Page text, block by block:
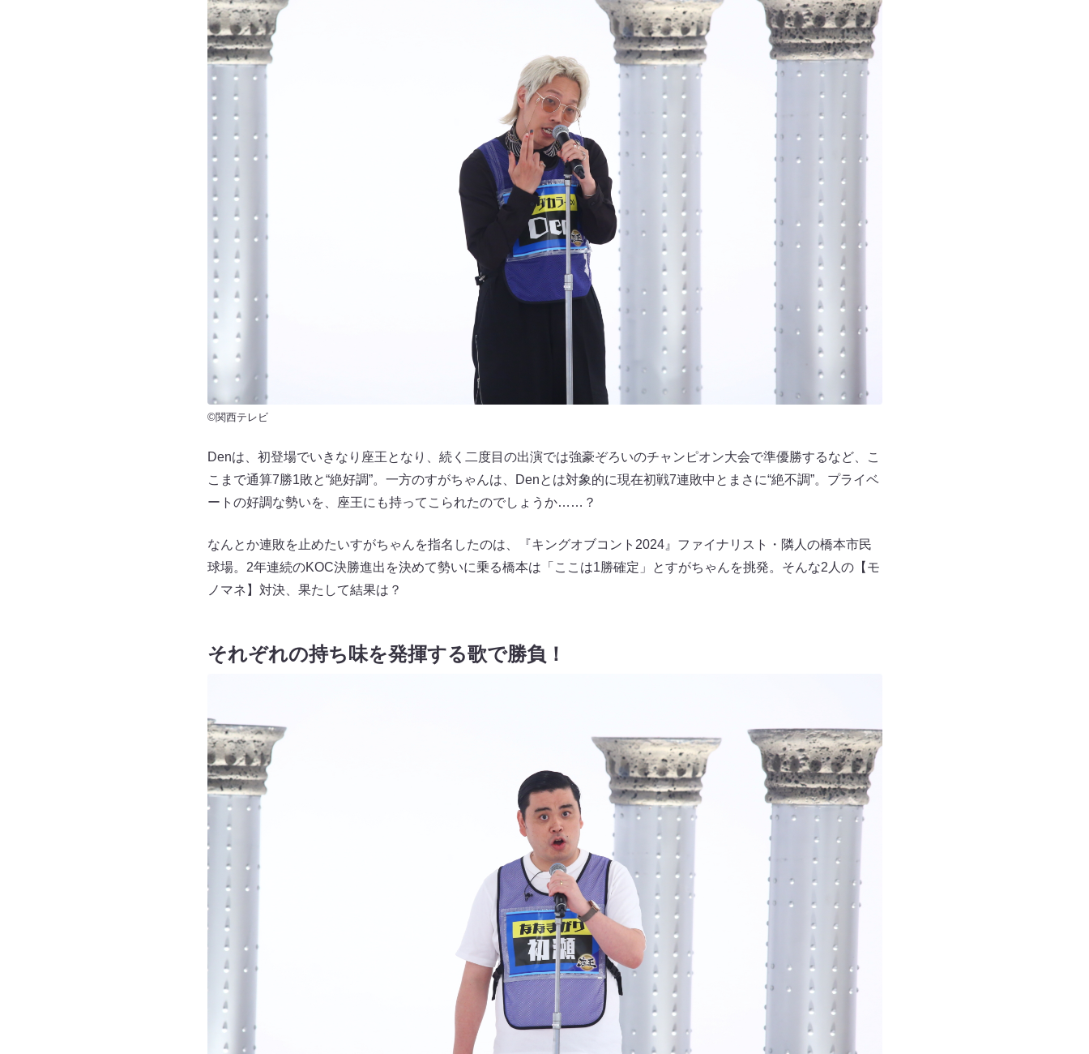
©関西テレビ
Denは、初登場でいきなり座王となり、続く二度目の出演では強豪ぞろいのチャンピオン大会で準優勝するなど、こ
こまで通算7勝1敗と“絶好調”。一方のすがちゃんは、Denとは対象的に現在初戦7連敗中とまさに“絶不調”。プライベ
ートの好調な勢いを、座王にも持ってこられたのでしょうか……？
なんとか連敗を止めたいすがちゃんを指名したのは、『キングオブコント2024』ファイナリスト・隣人の橋本市民
球場。2年連続のKOC決勝進出を決めて勢いに乗る橋本は「ここは1勝確定」とすがちゃんを挑発。そんな2人の【モ
ノマネ】対決、果たして結果は？
それぞれの持ち味を発揮する歌で勝負！